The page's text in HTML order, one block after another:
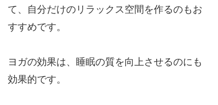
て、自分だけのリラックス空間を作るのもお
すすめです。
ヨガの効果は、睡眠の質を向上させるのにも
効果的です。